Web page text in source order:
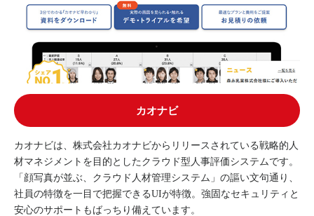
カオナビ
カオナビは、株式会社カオナビからリリースされている戦略的人
材マネジメントを目的としたクラウド型人事評価システムです。
「顔写真が並ぶ、クラウド人材管理システム」の謳い文句通り、
社員の特徴を一目で把握できるUIが特徴。強固なセキュリティと
安心のサポートもばっちり備えています。